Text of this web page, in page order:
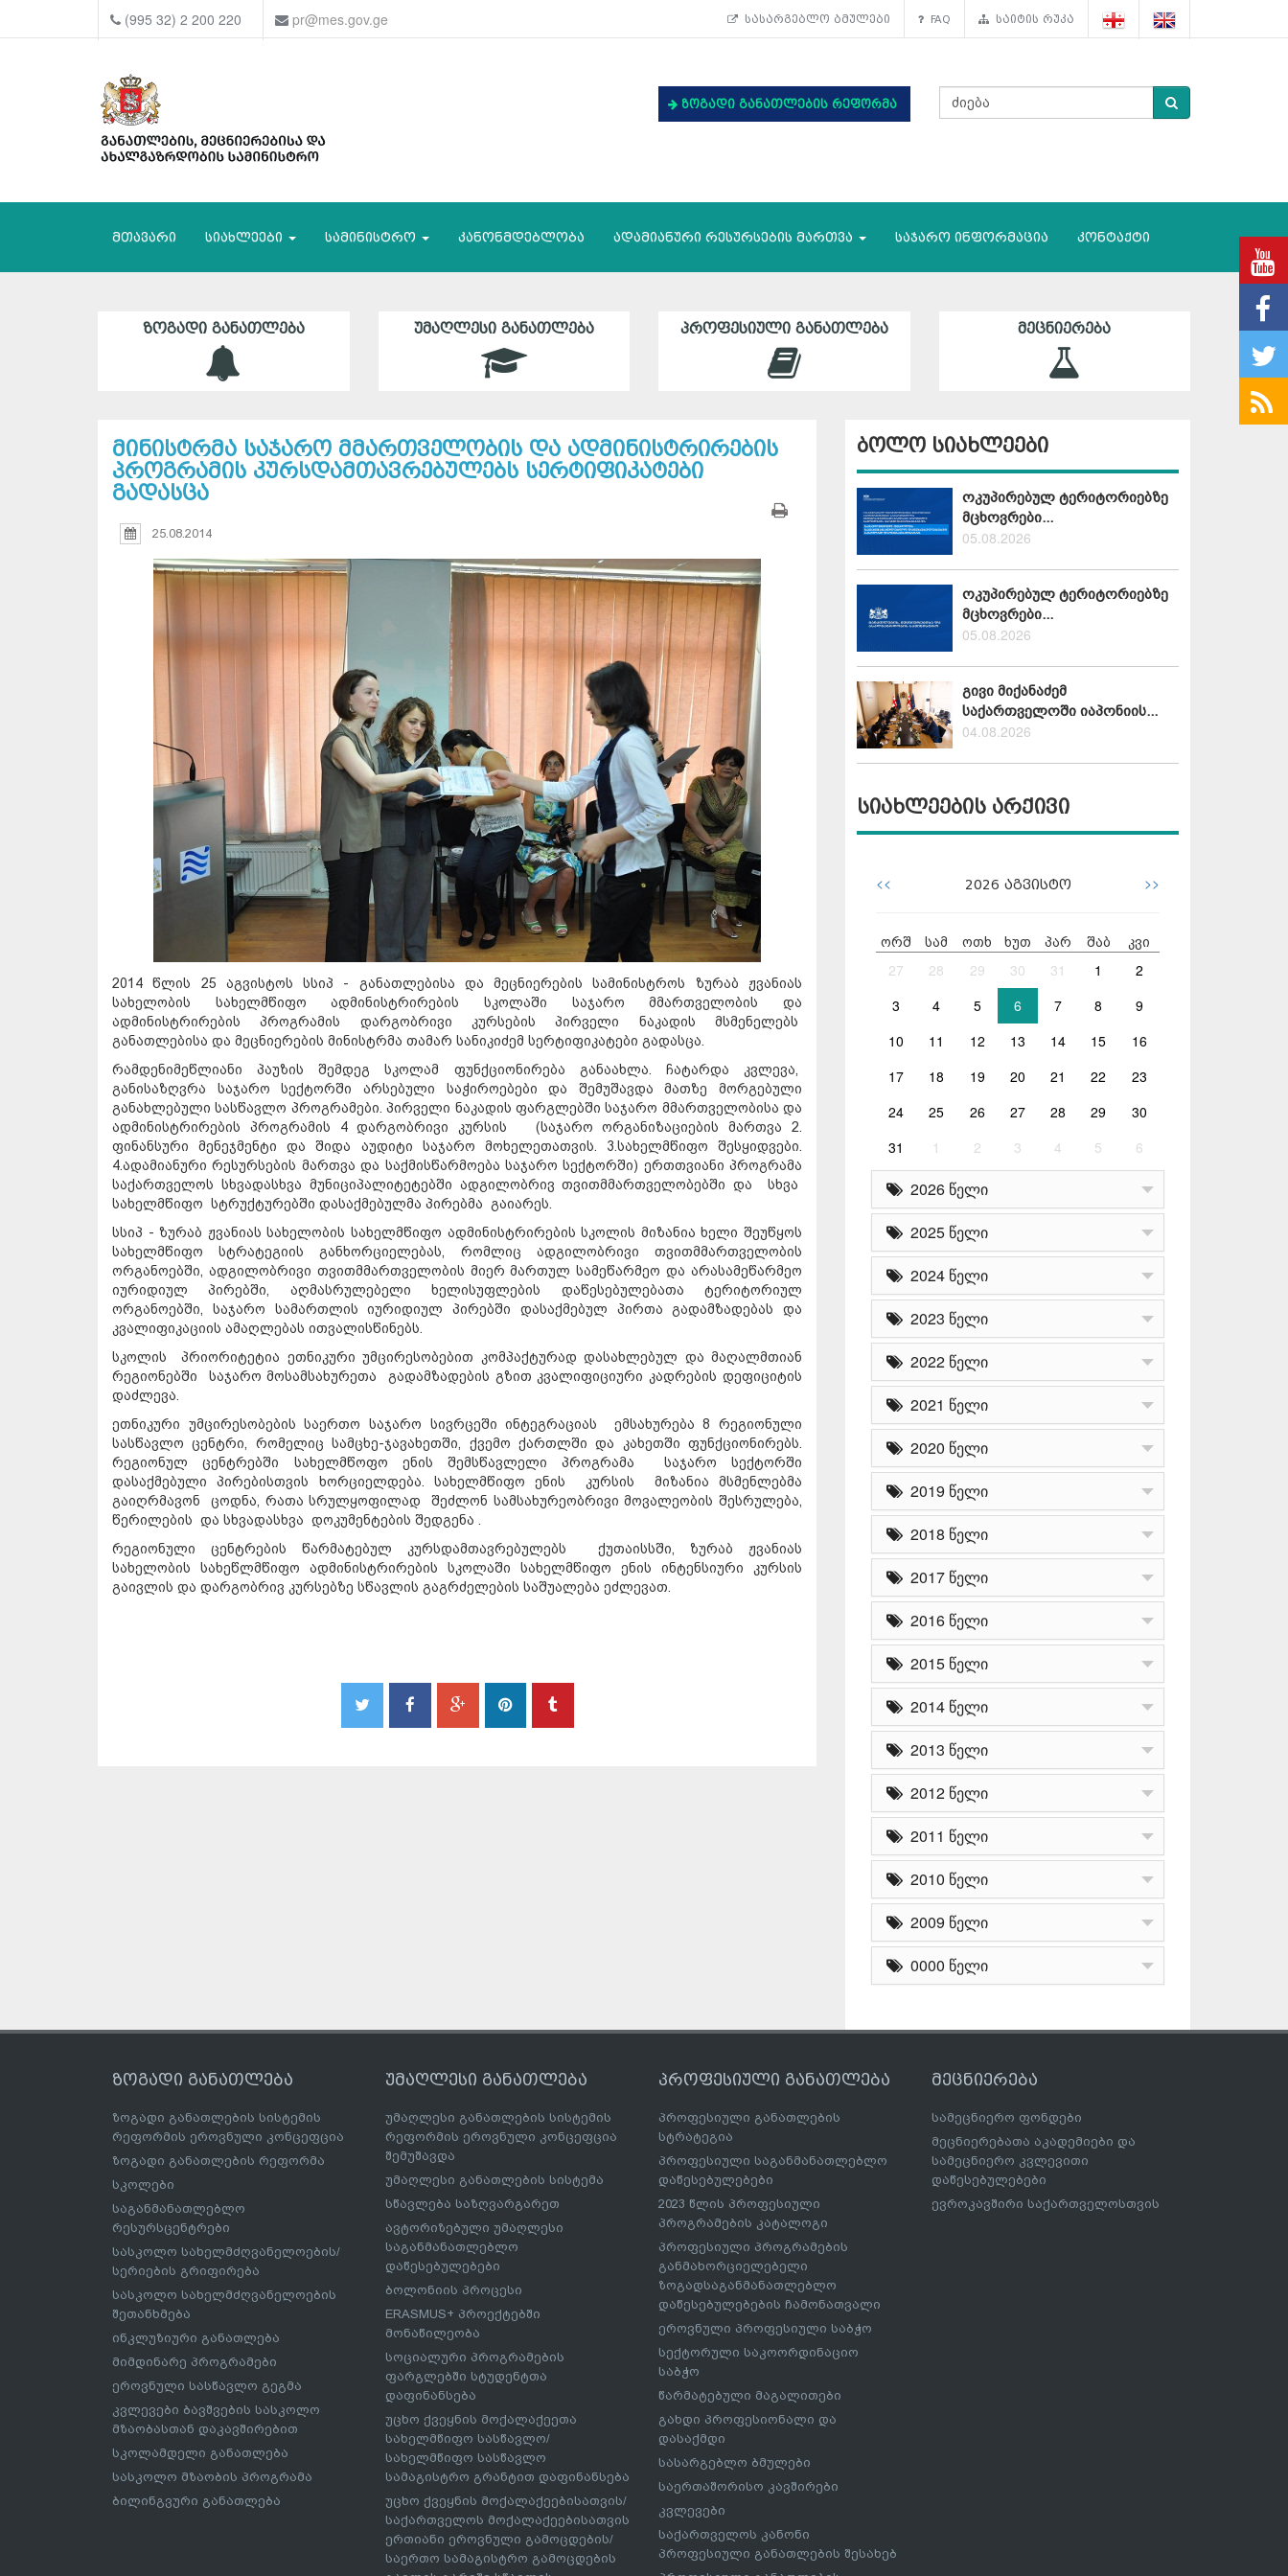
(995 32) 2 200 220 pr@mes.gov.ge სასარგებლო ბმულები FAQ საიტის რუკა
ზოგადი განათლების რეფორმა
მთავარი სიახლეები სამინისტრო კანონმდებლობა ადამიანური რესურსების მართვა საჯარო ინფორმაცია კონტაქტი
ᲖᲝᲒᲐᲓᲘ ᲒᲐᲜᲐᲗᲚᲔᲑᲐ ᲣᲛᲐᲦᲚᲔᲡᲘ ᲒᲐᲜᲐᲗᲚᲔᲑᲐ ᲞᲠᲝᲤᲔᲡᲘᲣᲚᲘ ᲒᲐᲜᲐᲗᲚᲔᲑᲐ ᲛᲔᲪᲜᲘᲔᲠᲔᲑᲐ
მინისტრმა საჯარო მმართველობის და ადმინისტრირების
პროგრამის კურსდამთავრებულებს სერტიფიკატები
გადასცა
25.08.2014
2014 წლის 25 აგვისტოს სსიპ - განათლებისა და მეცნიერების სამინისტროს ზურაბ ჟვანიას
სახელობის სახელმწიფო ადმინისტრირების სკოლაში საჯარო მმართველობის და
ადმინისტრირების პროგრამის დარგობრივი კურსების პირველი ნაკადის მსმენელებს
განათლებისა და მეცნიერების მინისტრმა თამარ სანიკიძემ სერტიფიკატები გადასცა.
რამდენიმეწლიანი პაუზის შემდეგ სკოლამ ფუნქციონირება განაახლა. ჩატარდა კვლევა,
განისაზღვრა საჯარო სექტორში არსებული საჭიროებები და შემუშავდა მათზე მორგებული
განახლებული სასწავლო პროგრამები. პირველი ნაკადის ფარგლებში საჯარო მმართველობისა და
ადმინისტრირების პროგრამის 4 დარგობრივი კურსის (საჯარო ორგანიზაციების მართვა 2.
ფინანსური მენეჯმენტი და შიდა აუდიტი საჯარო მოხელეთათვის. 3.სახელმწიფო შესყიდვები.
4.ადამიანური რესურსების მართვა და საქმისწარმოება საჯარო სექტორში) ერთთვიანი პროგრამა
საქართველოს სხვადასხვა მუნიციპალიტეტებში ადგილობრივ თვითმმართველობებში და სხვა
სახელმწიფო სტრუქტურებში დასაქმებულმა პირებმა გაიარეს.
სსიპ - ზურაბ ჟვანიას სახელობის სახელმწიფო ადმინისტრირების სკოლის მიზანია ხელი შეუწყოს
სახელმწიფო სტრატეგიის განხორციელებას, რომლიც ადგილობრივი თვითმმართველობის
ორგანოებში, ადგილობრივი თვითმმართველობის მიერ მართულ სამეწარმეო და არასამეწარმეო
იურიდიულ პირებში, აღმასრულებელი ხელისუფლების დაწესებულებათა ტერიტორიულ
ორგანოებში, საჯარო სამართლის იურიდიულ პირებში დასაქმებულ პირთა გადამზადებას და
კვალიფიკაციის ამაღლებას ითვალისწინებს.
სკოლის პრიორიტეტია ეთნიკური უმცირესობებით კომპაქტურად დასახლებულ და მაღალმთიან
რეგიონებში საჯარო მოსამსახურეთა გადამზადების გზით კვალიფიციური კადრების დეფიციტის
დაძლევა.
ეთნიკური უმცირესობების საერთო საჯარო სივრცეში ინტეგრაციას ემსახურება 8 რეგიონული
სასწავლო ცენტრი, რომელიც სამცხე-ჯავახეთში, ქვემო ქართლში და კახეთში ფუნქციონირებს.
რეგიონულ ცენტრებში სახელმწოფო ენის შემსწავლელი პროგრამა საჯარო სექტორში
დასაქმებული პირებისთვის ხორციელდება. სახელმწიფო ენის კურსის მიზანია მსმენლებმა
გაიღრმავონ ცოდნა, რათა სრულყოფილად შეძლონ სამსახურეობრივი მოვალეობის შესრულება,
წერილების და სხვადასხვა დოკუმენტების შედგენა .
რეგიონული ცენტრების წარმატებულ კურსდამთავრებულებს ქუთაისსში, ზურაბ ჟვანიას
სახელობის სახეწლმწიფო ადმინისტრირების სკოლაში სახელმწიფო ენის ინტენსიური კურსის
გაივლის და დარგობრივ კურსებზე სწავლის გაგრძელების საშუალება ეძლევათ.
ბოლო სიახლეები
ოკუპირებულ ტერიტორიებზე
მცხოვრები...
05.08.2026
ოკუპირებულ ტერიტორიებზე
მცხოვრები...
05.08.2026
გივი მიქანაძემ
საქართველოში იაპონიის...
04.08.2026
სიახლეების არქივი
<< 2026 აგვისტო >>
ორშ სამ ოთხ ხუთ პარ შაბ კვი
27 28 29 30 31 1
2
3
4 5 6 7 8
9
10
11 12 13 14 15
16
17
18 19 20 21 22
23
24
25 26 27 28 29
30
31
1 2 3 4 5 6
2026 წელი
2025 წელი
2024 წელი
2023 წელი
2022 წელი
2021 წელი
2020 წელი
2019 წელი
2018 წელი
2017 წელი
2016 წელი
2015 წელი
2014 წელი
2013 წელი
2012 წელი
2011 წელი
2010 წელი
2009 წელი
0000 წელი
ზოგადი განათლება
ზოგადი განათლების სისტემის
რეფორმის ეროვნული კონცეფცია
ზოგადი განათლების რეფორმა
სკოლები
საგანმანათლებლო
რესურსცენტრები
სასკოლო სახელმძღვანელოების/
სერიების გრიფირება
სასკოლო სახელმძღვანელოების
შეთანხმება
ინკლუზიური განათლება
მიმდინარე პროგრამები
ეროვნული სასწავლო გეგმა
კვლევები ბავშვების სასკოლო
მზაობასთან დაკავშირებით
სკოლამდელი განათლება
სასკოლო მზაობის პროგრამა
ბილინგვური განათლება
უმაღლესი განათლება
უმაღლესი განათლების სისტემის
რეფორმის ეროვნული კონცეფცია
შემუშავდა
უმაღლესი განათლების სისტემა
სწავლება საზღვარგარეთ
ავტორიზებული უმაღლესი
საგანმანათლებლო
დაწესებულებები
ბოლონიის პროცესი
ERASMUS+ პროექტებში
მონაწილეობა
სოციალური პროგრამების
ფარგლებში სტუდენტთა
დაფინანსება
უცხო ქვეყნის მოქალაქეეთა
სახელმწიფო სასწავლო/
სახელმწიფო სასწავლო
სამაგისტრო გრანტით დაფინანსება
უცხო ქვეყნის მოქალაქეებისათვის/
საქართველოს მოქალაქეებისათვის
ერთიანი ეროვნული გამოცდების/
საერთო სამაგისტრო გამოცდების
პროფესიული განათლება
პროფესიული განათლების
სტრატეგია
პროფესიული საგანმანათლებლო
დაწესებულებები
2023 წლის პროფესიული
პროგრამების კატალოგი
პროფესიული პროგრამების
განმახორციელებელი
ზოგადსაგანმანათლებლო
დაწესებულებების ჩამონათვალი
ეროვნული პროფესიული საბჭო
სექტორული საკოორდინაციო
საბჭო
წარმატებული მაგალითები
გახდი პროფესიონალი და
დასაქმდი
სასარგებლო ბმულები
საერთაშორისო კავშირები
კვლევები
საქართველოს კანონი
პროფესიული განათლების შესახებ
მეცნიერება
სამეცნიერო ფონდები
მეცნიერებათა აკადემიები და
სამეცნიერო კვლევითი
დაწესებულებები
ევროკავშირი საქართველოსთვის